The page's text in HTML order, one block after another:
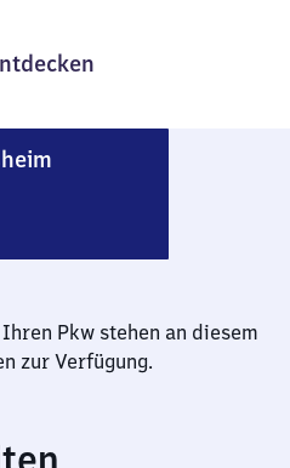
Pkw stehen an diesem
zur Verfügung.